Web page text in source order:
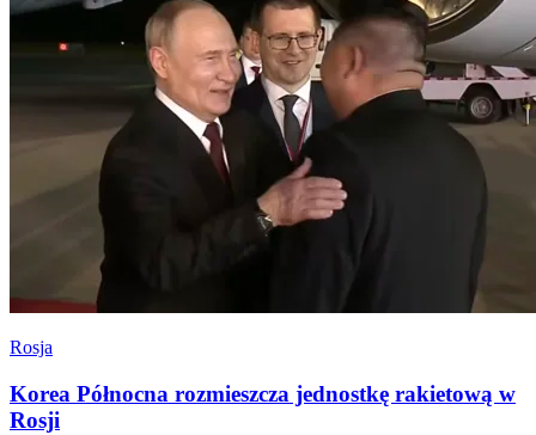
Rosja
Korea Północna rozmieszcza jednostkę rakietową w
Rosji